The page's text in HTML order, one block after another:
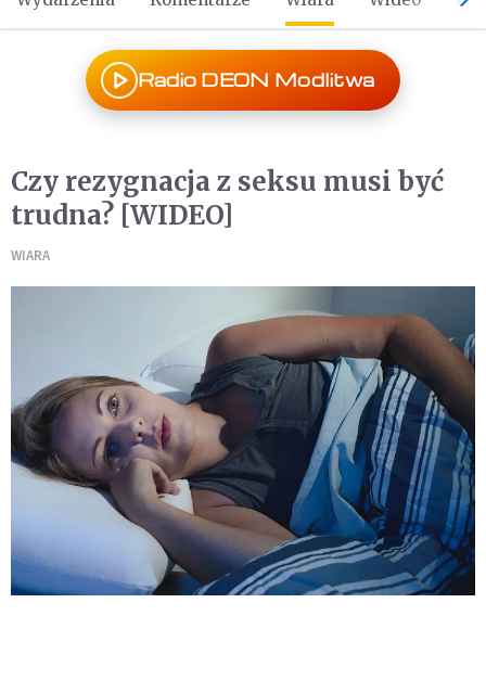
Radio DEON Modlitwa
Czy rezygnacja z seksu musi być
trudna? [WIDEO]
WIARA